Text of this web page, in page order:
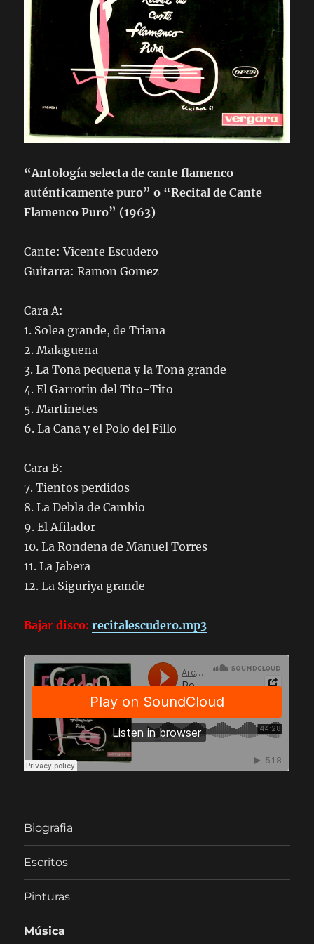
“Antología selecta de cante flamenco
auténticamente puro” o “Recital de Cante
Flamenco Puro” (1963)
Cante: Vicente Escudero
Guitarra: Ramon Gomez
Cara A:
1. Solea grande, de Triana
2. Malaguena
3. La Tona pequena y la Tona grande
4. El Garrotin del Tito-Tito
5. Martinetes
6. La Cana y el Polo del Fillo
Cara B:
7. Tientos perdidos
8. La Debla de Cambio
9. El Afilador
10. La Rondena de Manuel Torres
11. La Jabera
12. La Siguriya grande
Bajar disco:recitalescudero.mp3
Biografia
Escritos
Pinturas
Música